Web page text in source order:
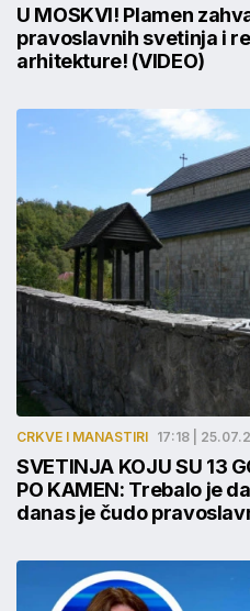
U MOSKVI! Plamen
pravoslavnih svetinja i
arhitekture! (VIDEO)
CRKVE I MANASTIRI 17:18 |
SVETINJA KOJU SU 13
PO KAMEN: Trebalo je
danas je čudo